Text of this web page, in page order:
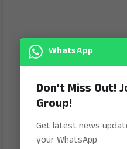
WhatsApp
Don't Miss Out!
Group!
Get latest news
your WhatsApp.